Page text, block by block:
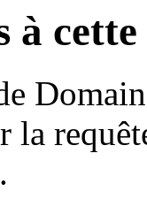
à
la